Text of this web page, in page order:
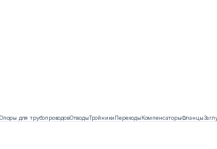
для трубопроводовОтводыТройникиПереходыКомпенсаторыФланцы